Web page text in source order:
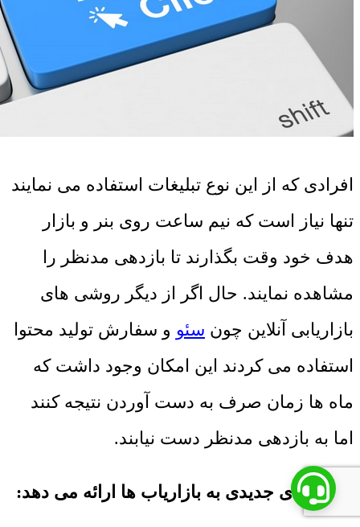
افرادی که از این نوع تبلیغات استفاده می نمایند
تنها نیاز است که نیم ساعت روی بنر و بازار
هدف خود وقت بگذارند تا بازدهی مدنظر را
مشاهده نمایند. حال اگر از دیگر روشی های
بازاریابی آنلاین چون سئو و سفارش تولید محتوا
استفاده می کردند این امکان وجود داشت که
ماه ها زمان صرف به دست آوردن نتیجه کنند
اما به بازدهی مدنظر دست نیابند.
- داده های جدیدی به بازاریاب ها ارائه می دهد: